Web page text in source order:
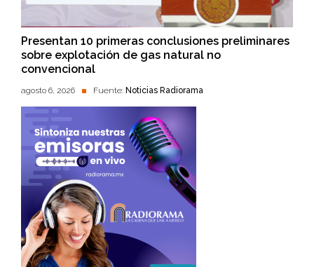
Presentan 10 primeras conclusiones preliminares
sobre explotación de gas natural no
convencional
agosto 6, 2026 Fuente: Noticias Radiorama